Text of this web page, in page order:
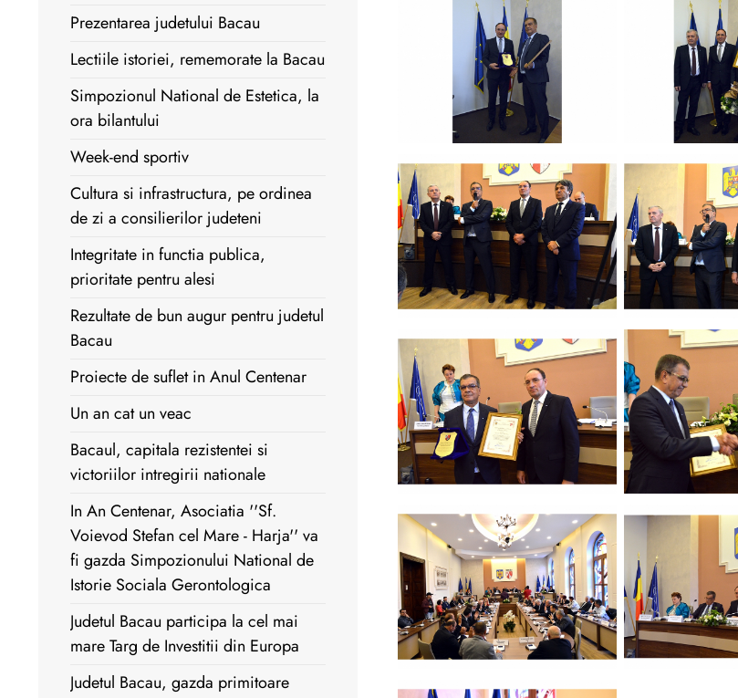
Prezentarea judetului Bacau
Lectiile istoriei, rememorate la Bacau
Simpozionul National de Estetica, la
ora bilantului
Week-end sportiv
Cultura si infrastructura, pe ordinea
de zi a consilierilor judeteni
Integritate in functia publica,
prioritate pentru alesi
Rezultate de bun augur pentru judetul
Bacau
Proiecte de suflet in Anul Centenar
Un an cat un veac
Bacaul, capitala rezistentei si
victoriilor intregirii nationale
In An Centenar, Asociatia ''Sf.
Voievod Stefan cel Mare - Harja'' va
fi gazda Simpozionului National de
Istorie Sociala Gerontologica
Judetul Bacau participa la cel mai
mare Targ de Investitii din Europa
Judetul Bacau, gazda primitoare